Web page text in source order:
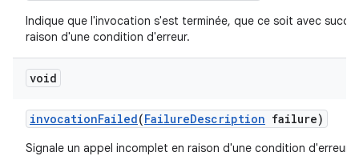
Indique que l'invocation s'est terminée, que ce soit avec
raison d'une condition d'erreur.
void
invocationFailed(FailureDescription failure)
Signale un appel incomplet en raison d'une condition d'erreur.